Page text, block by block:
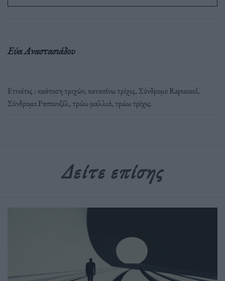
Εύα Αναστασιάδου
Ετικέτες :καάποση τριχών,καταπίνω τρίχες, Σύνδρομο Rapunzel,
Σύνδρομο Ραπουνζέλ,τρώω μαλλιά,τρώω τρίχες.
Δείτε επίσης